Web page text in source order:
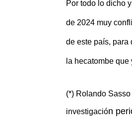
Por todo lo dicho
de 2024 muy
de este país, para
la hecatombe
(*) Rolando
investigación